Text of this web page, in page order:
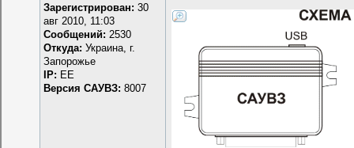
Зарегистрирован: 30
авг 2010, 11:03
Сообщений: 2530
Откуда: Украина, г.
Запорожье
IP: EE
Версия САУВЗ: 8007